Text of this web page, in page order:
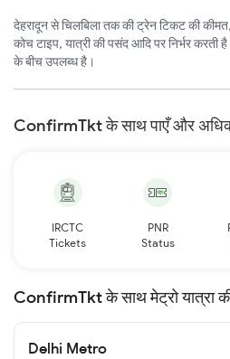
देहरादून से चिलबिला तक की ट्रेन टिकट की
कोच टाइप, यात्री की पसंद आदि पर निर्भर
के बीच उपलब्ध है।
ConfirmTkt के साथ पाएँ और अधिक
IRCTC
Tickets
PNR
Status
ConfirmTkt के साथ मेट्रो यात्रा
Delhi Metro